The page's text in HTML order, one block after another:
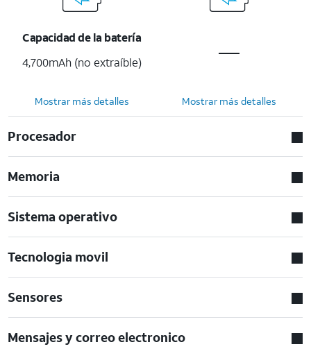
Capacidad de la batería
4,700mAh (no extraíble)
Mostrar más detalles Mostrar más detalles
Procesador
Memoria
Sistema operativo
Tecnologia movil
Sensores
Mensajes y correo electronico